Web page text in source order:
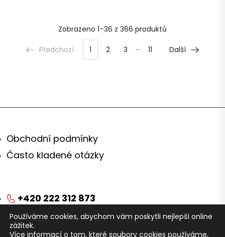
Zobrazeno 1–36 z 366 produktů
Předchozí 1 2 3 … 11 Další
Obchodní podmínky
Často kladené otázky
+420 222 312 873
obchod@arei.cz
Používáme cookies, abychom vám poskytli nejlepší online
zážitek.
Více informací o tom, které soubory cookies používáme,